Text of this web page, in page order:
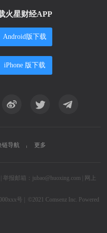
火星财经APP
Android版下载
iPhone 版下载
链导航 更多
报邮箱：jubao@huoxing.com |
网上
号 | ©2021 Comsenz Inc. Powered